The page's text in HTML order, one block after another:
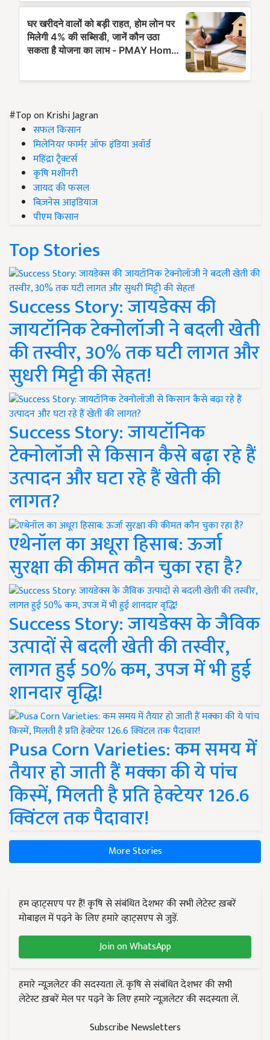
#Top on Krishi Jagran
सफल किसान
मिलेनियर फार्मर ऑफ इंडिया अवॉर्ड
महिंद्रा ट्रैक्टर्स
कृषि मशीनरी
जायद की फसल
बिज़नेस आइडियाज
पीएम किसान
Top Stories
Success Story: जायडेक्स की
जायटॉनिक टेक्नोलॉजी ने बदली खेती
की तस्वीर, 30% तक घटी लागत और
सुधरी मिट्टी की सेहत!
Success Story: जायटॉनिक
टेक्नोलॉजी से किसान कैसे बढ़ा रहे हैं
उत्पादन और घटा रहे हैं खेती की
लागत?
एथेनॉल का अधूरा हिसाब: ऊर्जा
सुरक्षा की कीमत कौन चुका रहा है?
Success Story: जायडेक्स के जैविक
उत्पादों से बदली खेती की तस्वीर,
लागत हुई 50% कम, उपज में भी हुई
शानदार वृद्धि!
Pusa Corn Varieties: कम समय में
तैयार हो जाती हैं मक्का की ये पांच
किस्में, मिलती है प्रति हेक्टेयर 126.6
क्विंटल तक पैदावार!
More Stories
हम व्हाट्सएप पर हैं! कृषि से संबंधित देशभर की सभी लेटेस्ट ख़बरें
मोबाइल में पढ़ने के लिए हमारे व्हाट्सएप से जुड़ें.
Join on WhatsApp
हमारे न्यूज़लेटर की सदस्यता लें. कृषि से संबंधित देशभर की सभी
लेटेस्ट ख़बरें मेल पर पढ़ने के लिए हमारे न्यूज़लेटर की सदस्यता लें.
Subscribe Newsletters